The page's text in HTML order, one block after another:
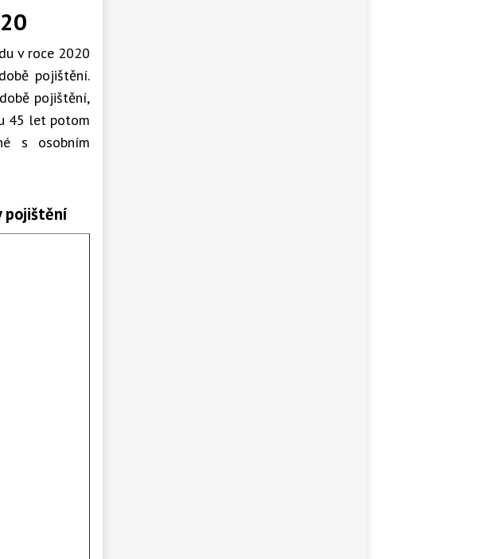
v roce 2020
pojištění.
pojištění,
45 let potom
s osobním
pojištění